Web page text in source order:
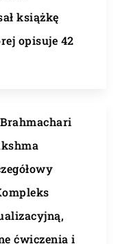
książkę
opisuje 42
ćwiczenia i